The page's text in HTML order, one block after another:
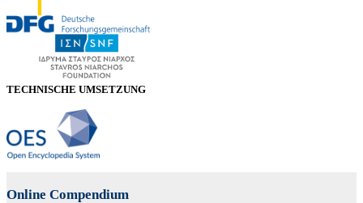
TECHNISCHE UMSETZUNG
Online Compendium